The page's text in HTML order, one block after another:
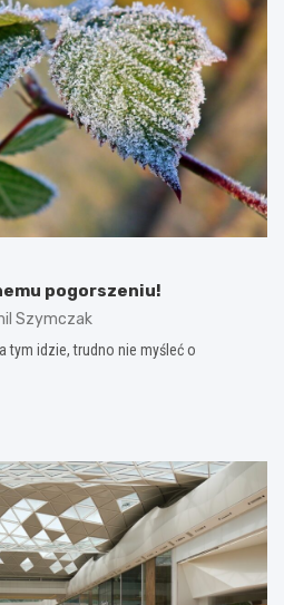
pogorszeniu!
Szymczak
tym idzie, trudno nie myśleć o